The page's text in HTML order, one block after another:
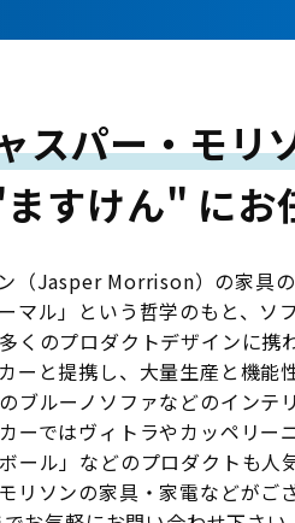
スパー・モリ
すけん" にお
（Jasper Morrison）の家具
マル」という哲学のもと、
くのプロダクトデザインに
ーと提携し、大量生産と機
ブルーノソファなどのイン
ーではヴィトラやカッペリ
ール」などのプロダクトも
リソンの家具・家電などが